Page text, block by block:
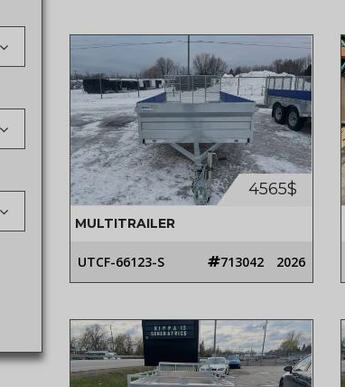
4565$
MULTITRAILER
UTCF-66123-S 713042 2026